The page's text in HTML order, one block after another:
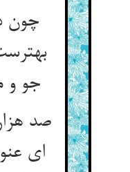
چون
صد
ای